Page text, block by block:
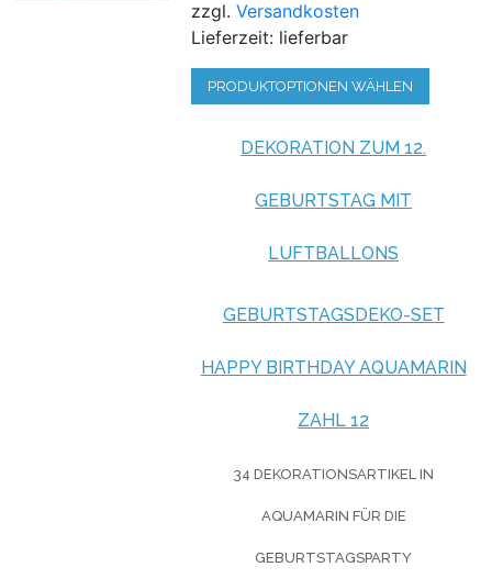
zzgl.Versandkosten
Lieferzeit: lieferbar
PRODUKTOPTIONEN WÄHLEN
DEKORATION ZUM 12.
GEBURTSTAG MIT
LUFTBALLONS
GEBURTSTAGSDEKO-SET
HAPPY BIRTHDAY AQUAMARIN
ZAHL 12
34 DEKORATIONSARTIKEL IN
AQUAMARIN FÜR DIE
GEBURTSTAGSPARTY